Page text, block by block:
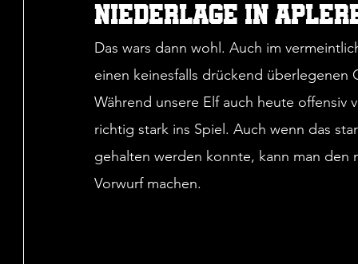
Niederlage in
Das wars dann wohl. Auch im
einen keinesfalls drückend
Während unsere Elf auch heute
richtig stark ins Spiel. Auch wenn das
gehalten werden konnte, kann man
Vorwurf machen.